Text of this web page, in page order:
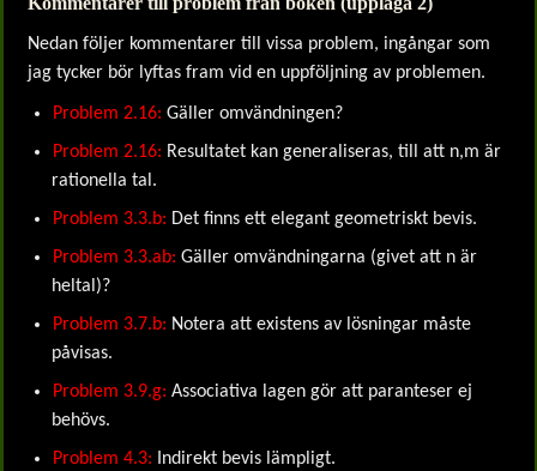
Nedan följer kommentarer till vissa problem, ingångar som
jag tycker bör lyftas fram vid en uppföljning av problemen.
Problem 2.16: Gäller omvändningen?
Problem 2.16: Resultatet kan generaliseras, till att n,m är
rationella tal.
Problem 3.3.b: Det finns ett elegant geometriskt bevis.
Problem 3.3.ab: Gäller omvändningarna (givet att n är
heltal)?
Problem 3.7.b: Notera att existens av lösningar måste
påvisas.
Problem 3.9.g: Associativa lagen gör att paranteser ej
behövs.
Problem 4.3: Indirekt bevis lämpligt.